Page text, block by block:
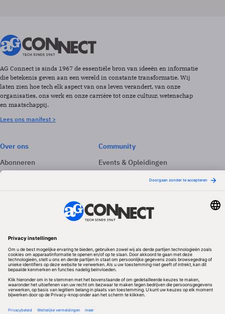
AG Connect is sinds 1967 de essentiële bron van ideeën en informatie
die betekenis geven aan een wereld in constante transformatie. Wij
laten zien hoe tech elk aspect van ons leven verandert, van onze
organisaties, ons werk en onze carrière tot onze cultuur, wetenschap
en maatschappij.
Lees ons manifest >
Over ons
Abonneren
Adverteren
Community
Events & Opleidingen
Nieuwsbrieven
Volg ons
Redactionele partner